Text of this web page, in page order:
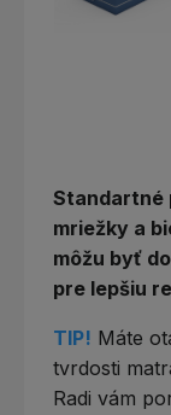
Standartné
mriežky a
môžu byť
pre lepšiu
TIP! Máte
tvrdosti
Radi vám